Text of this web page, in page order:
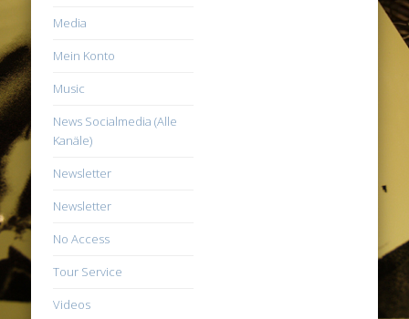
Media
Mein Konto
Music
News Socialmedia (Alle
Kanäle)
Newsletter
Newsletter
No Access
Tour Service
Videos